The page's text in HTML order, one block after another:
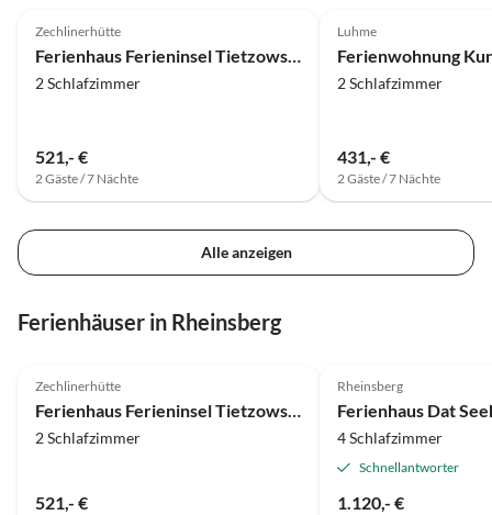
Zechlinerhütte
Ferienhaus Ferieninsel Tietzowsee
2 Schlafzimmer
521,- €
2 Gäste / 7 Nächte
Luhme
Ferienwohnung
2 Schlafzimmer
431,- €
2 Gäste / 7 Nächte
Alle anzeigen
Ferienhäuser in Rheinsberg
Zechlinerhütte
Ferienhaus Ferieninsel Tietzowsee
2 Schlafzimmer
521,- €
Rheinsberg
Ferienhaus Dat
4 Schlafzimmer
Schnellantworter
1.120,- €